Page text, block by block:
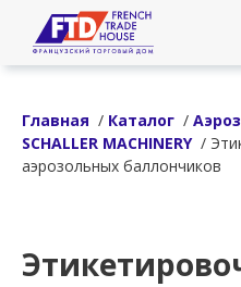
Главная / Каталог /
SCHALLER MACHINERY/
аэрозольных баллончиков